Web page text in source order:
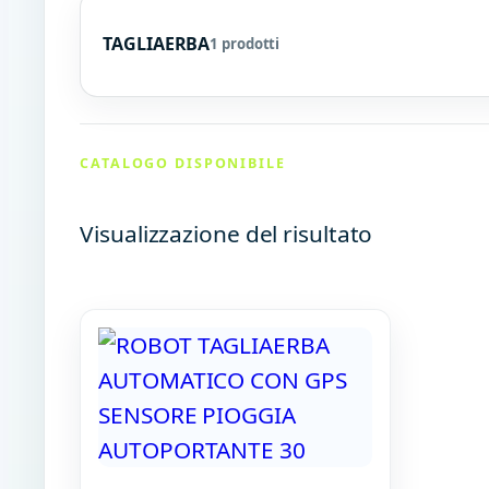
TAGLIAERBA1 prodotti
CATALOGO DISPONIBILE
Visualizzazione del risultato